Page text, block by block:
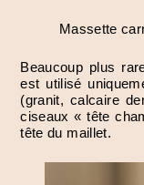
Massette
Beaucoup plus
est utilisé
(granit, calcaire
ciseaux « tête
tête du maillet.